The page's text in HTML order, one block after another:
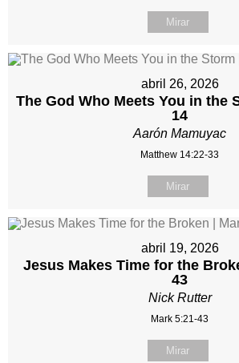
Mirar
abril 26, 2026
The God Who Meets You in the
14
Aarón Mamuyac
Matthew 14:22-33
Mirar
abril 19, 2026
Jesus Makes Time for the
43
Nick Rutter
Mark 5:21-43
Mirar